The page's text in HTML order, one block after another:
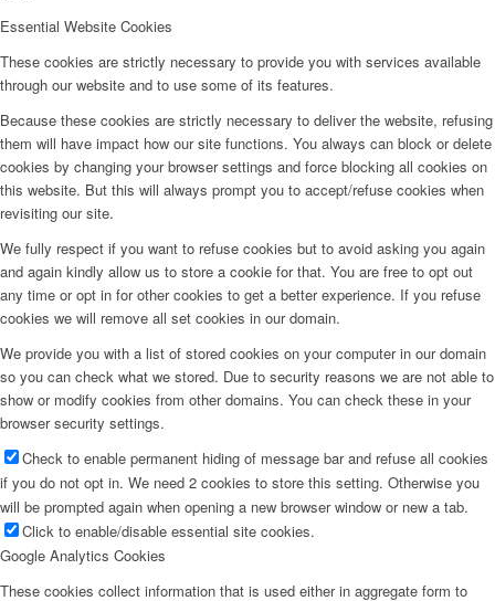
Essential Website Cookies
These cookies are strictly necessary to provide you with services available
through our website and to use some of its features.
Because these cookies are strictly necessary to deliver the website, refusing
them will have impact how our site functions. You always can block or delete
cookies by changing your browser settings and force blocking all cookies on
this website. But this will always prompt you to accept/refuse cookies when
revisiting our site.
We fully respect if you want to refuse cookies but to avoid asking you again
and again kindly allow us to store a cookie for that. You are free to opt out
any time or opt in for other cookies to get a better experience. If you refuse
cookies we will remove all set cookies in our domain.
We provide you with a list of stored cookies on your computer in our domain
so you can check what we stored. Due to security reasons we are not able to
show or modify cookies from other domains. You can check these in your
browser security settings.
Check to enable permanent hiding of message bar and refuse all cookies
if you do not opt in. We need 2 cookies to store this setting. Otherwise you
will be prompted again when opening a new browser window or new a tab.
Click to enable/disable essential site cookies.
Google Analytics Cookies
These cookies collect information that is used either in aggregate form to